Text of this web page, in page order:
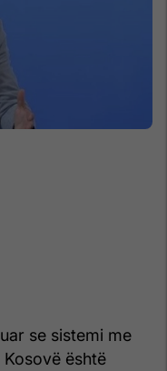
se sistemi me
është